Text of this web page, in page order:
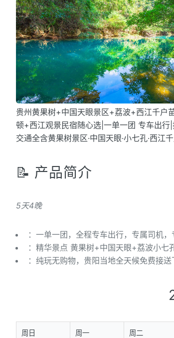
贵州黄果树+中国天眼景区+荔波+西江千户
顿+西江观景民宿随心选|一单一团 专车出
交通全含黄果树景区·中国天眼·小七孔·西江
📝 产品简介
5天4晚
：一单一团，全程专车出行，专属司机
：精华景点 黄果树+中国天眼+荔波小
：纯玩无购物，贵阳当地全天候免费接
周日 周一 周二